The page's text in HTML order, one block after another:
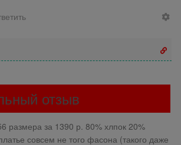
отзыв
размера за 1390 р. 80% хлпок 20%
совсем не того фасона (такого даже